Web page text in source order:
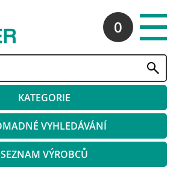
0
KATEGORIE
VYHLEDÁVÁNÍ
SEZNAM VÝROBCŮ